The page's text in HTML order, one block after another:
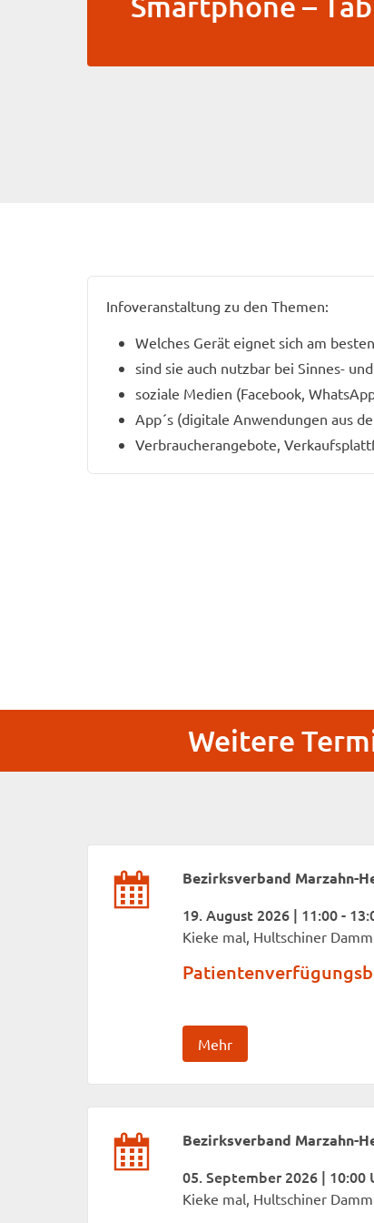
Infoveranstaltung zu den Themen:
Welches Gerät eignet sich am
sind sie auch nutzbar bei Sinnes-
soziale Medien (Facebook,
App´s (digitale Anwendungen aus
Verbraucherangebote,
Weitere
Bezirksverband Marzahn-
19. August 2026 | 11:00 -
Kieke mal, Hultschiner
Mehr
Bezirksverband Marzahn-
05. September 2026 | 10:00
Kieke mal, Hultschiner